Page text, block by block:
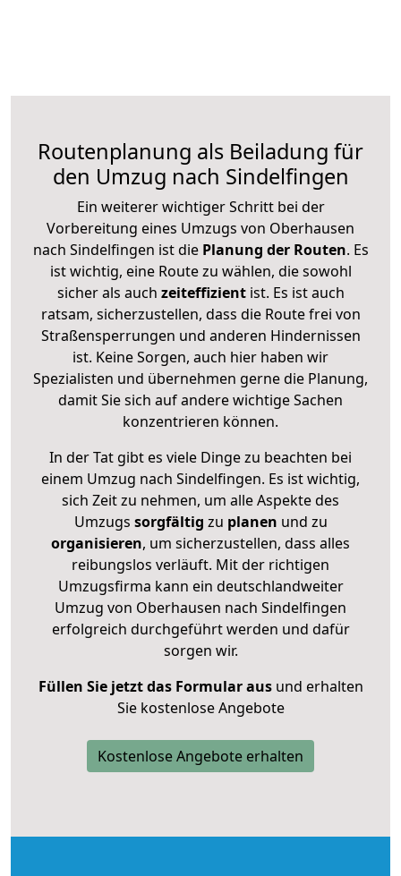
Routenplanung als Beiladung für
den Umzug nach Sindelfingen
Ein weiterer wichtiger Schritt bei der
Vorbereitung eines Umzugs von Oberhausen
nach Sindelfingen ist diePlanung der Routen. Es
ist wichtig, eine Route zu wählen, die sowohl
sicher als auch zeiteffizientist. Es ist auch
ratsam, sicherzustellen, dass die Route frei von
Straßensperrungen und anderen Hindernissen
ist. Keine Sorgen, auch hier haben wir
Spezialisten und übernehmen gerne die Planung,
damit Sie sich auf andere wichtige Sachen
konzentrieren können.
In der Tat gibt es viele Dinge zu beachten bei
einem Umzug nach Sindelfingen. Es ist wichtig,
sich Zeit zu nehmen, um alle Aspekte des
Umzugs sorgfältig zu planen und zu
organisieren, um sicherzustellen, dass alles
reibungslos verläuft. Mit der richtigen
Umzugsfirma kann ein deutschlandweiter
Umzug von Oberhausen nach Sindelfingen
erfolgreich durchgeführt werden und dafür
sorgen wir.
Füllen Sie jetzt das Formular ausund erhalten
Sie kostenlose Angebote
Kostenlose Angebote erhalten